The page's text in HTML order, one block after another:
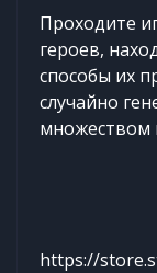
Проходите
героев,
способы их
случайно
множеством
https://